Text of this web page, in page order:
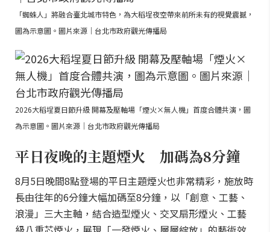
「蜘蛛人」將融合臺北城市特色，為大稻埕夜空帶來前所未有的視覺震撼，
圖為示意圖。圖片來源｜台北市政府觀光傳播局
2026大稻埕夏日節升級 開幕及壓軸場「煙火×無人機」首度合體共演，圖
為示意圖。圖片來源｜台北市政府觀光傳播局
平日夜晚的主題煙火 加碼為8分鐘
8月5日晚間8點登場的平日主題煙火也非常精彩，施放時
長由往年的6分鐘大幅加碼至8分鐘，以「創意、工藝、
浪漫」三大主軸，結合造型煙火、交叉扇形煙火、工藝